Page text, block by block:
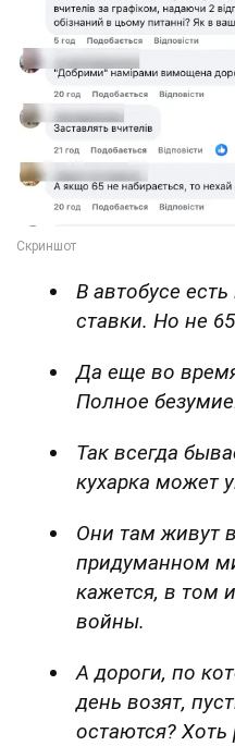
В автобусе
ставки. Но не
Да еще во
Полное
Так всегда
кухарка может
Они там живут
придуманном
кажется, в том
войны.
А дороги, по
день возят,
остаются?